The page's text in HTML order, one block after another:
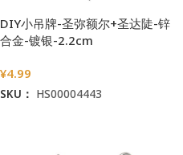
DIY小吊牌-圣弥额尔+圣达陡-锌
合金-镀银-2.2cm
¥4.99
SKU： HS00004443